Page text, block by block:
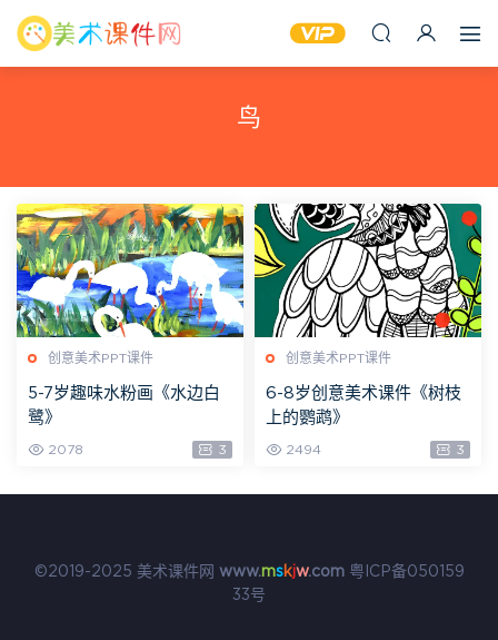
鸟
创意美术PPT课件
5-7岁趣味水粉画《水边白
鹭》
2078 3
创意美术PPT课件
6-8岁创意美术课件《树枝
上的鹦鹉》
2494 3
©2019-2025 美术课件网 www.mskjw.com粤ICP备050159
33号